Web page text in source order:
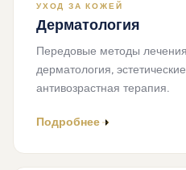
УХОД ЗА КОЖЕЙ
Дерматология
Передовые методы
дерматология,
антивозрастная терапия.
Подробнее